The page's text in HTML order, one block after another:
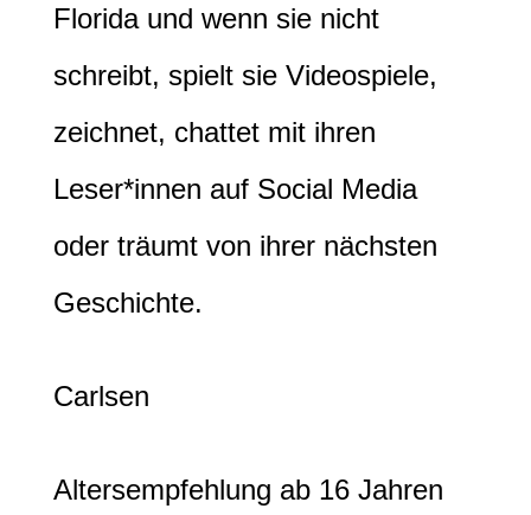
Florida und wenn sie nicht
schreibt, spielt sie Videospiele,
zeichnet, chattet mit ihren
Leser*innen auf Social Media
oder träumt von ihrer nächsten
Geschichte.
Carlsen
Altersempfehlung ab 16 Jahren